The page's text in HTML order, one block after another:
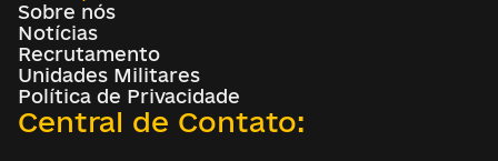
Sobre nós
Notícias
Recrutamento
Unidades Militares
Política de Privacidade
Central de Contato: